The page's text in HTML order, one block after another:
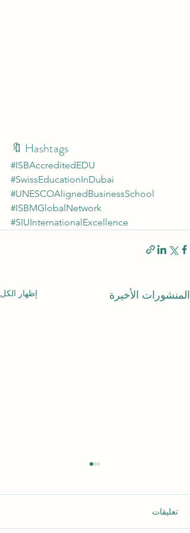
🔖 Hashtags
#ISBAccreditedEDU
#SwissEducationInDubai
#UNESCOAlignedBusinessSchool
#ISBMGlobalNetwork
#SIUInternationalExcellence
المنشورات الأخيرة إظهار الكل
تعليقات